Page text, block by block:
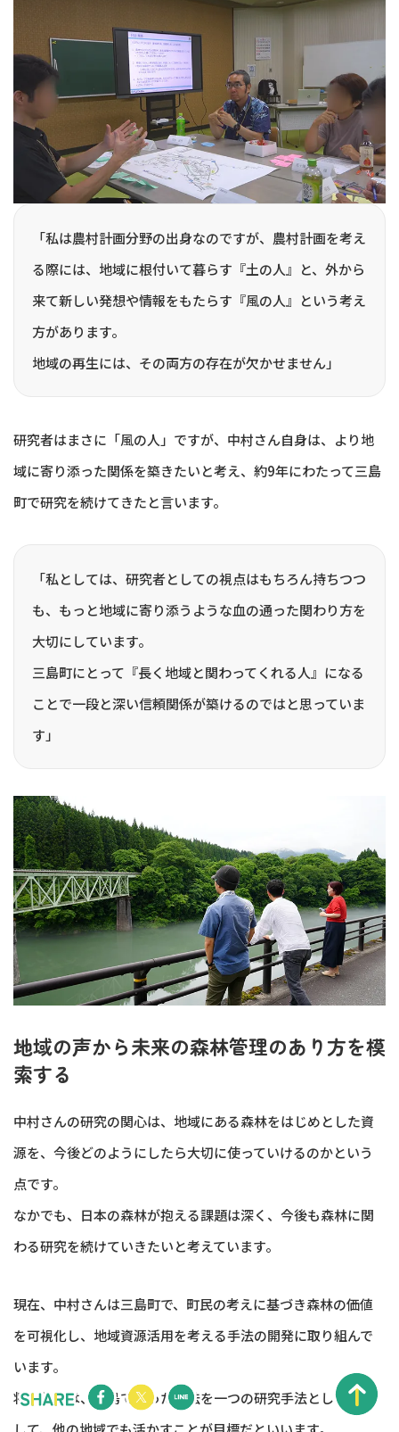
「私は農村計画分野の出身なのですが、農村計画を考え
る際には、地域に根付いて暮らす『土の人』と、外から
来て新しい発想や情報をもたらす『風の人』という考え
方があります。
地域の再生には、その両方の存在が欠かせません」
研究者はまさに「風の人」ですが、中村さん自身は、より地
域に寄り添った関係を築きたいと考え、約9年にわたって三島
町で研究を続けてきたと言います。
「私としては、研究者としての視点はもちろん持ちつつ
も、もっと地域に寄り添うような血の通った関わり方を
大切にしています。
三島町にとって『長く地域と関わってくれる人』になる
ことで一段と深い信頼関係が築けるのではと思っていま
す」
地域の声から未来の森林管理のあり方を模
索する
中村さんの研究の関心は、地域にある森林をはじめとした資
源を、今後どのようにしたら大切に使っていけるのかという
点です。
なかでも、日本の森林が抱える課題は深く、今後も森林に関
わる研究を続けていきたいと考えています。
現在、中村さんは三島町で、町民の考えに基づき森林の価値
を可視化し、地域資源活用を考える手法の開発に取り組んで
います。
将来的には、三島で行った方法を一つの研究手法として確立